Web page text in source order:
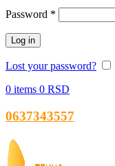
Password *
Log in
Lost your password?
0 items 0 RSD
0637343557